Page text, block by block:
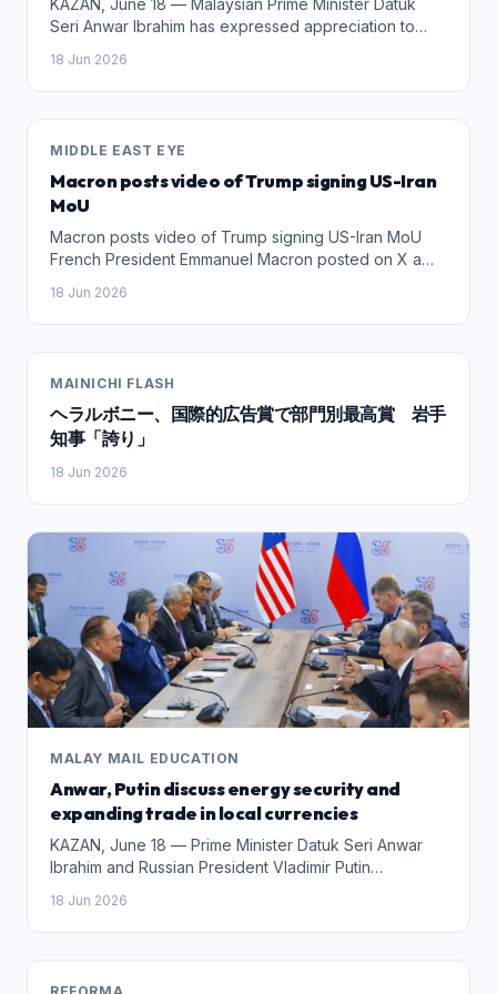
KAZAN, June 18 — Malaysian Prime Minister Datuk
Seri Anwar Ibrahim has expressed appreciation to
consistent position on Gaza and the current
geopolitical situation involving Iran. During their
take this opportunity to thank you (for) your position
vis-à-vis Gaza and now Iran. You have taken a very
consistent, principled position,” he said in his opening
Anwar said Malaysians and many others admired
Putin’s steadfastness and conviction in upholding
those positions. “And I must say on behalf of the
Gaza and Iran remain key issues in the Middle East,
attracting the attention of major powers, including the
United States, Russia and China. Russia has
consistently supported a ceasefire in Gaza,
humanitarian access for Palestinians and diplomatic
solutions to regional conflicts. Moscow has also
confrontation. — Bernama
18 Jun 2026
MIDDLE EAST EYE
Macron posts video of Trump signing US-Iran
MoU
Macron posts video of Trump signing US-Iran MoU
French President Emmanuel Macron posted on X a
Memorandum of Understanding with Iran at Versailles.
"This agreement paves the way for lasting peace and
energy prices". Le Président Trump a signé ce soir à
Versailles l’accord entre l’Iran et les États-Unis. Cet
accord ouvre la voie à une paix durable et permet la
important dans la bonne direction pour nos
compatriotes… pic.twitter.com/b1XgZrBv0m —
2026
18 Jun 2026
MAINICHI FLASH
ヘラルボニー、国際的広告賞で部門別最高賞 岩手
知事「誇り」
18 Jun 2026
MALAY MAIL EDUCATION
Anwar, Putin discuss energy security and
expanding trade in local currencies
KAZAN, June 18 — Prime Minister Datuk Seri Anwar
Ibrahim and Russian President Vladimir Putin
including the potential to strengthen ties in the energy
sector, one of the strategic areas for both countries.
18 Jun 2026